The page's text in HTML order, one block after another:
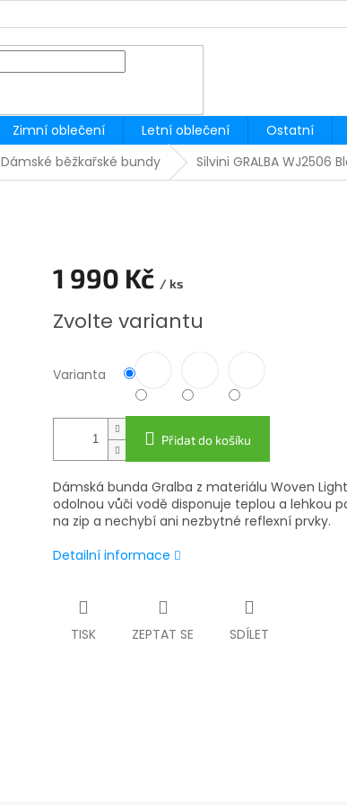
Zimní oblečení Letní oblečení Ostatní
Dámské běžkařské bundy Silvini GRALBA WJ2506
1 990 Kč / ks
cena:
Zvolte variantu
Varianta
Přidat do košíku
Dámská bunda Gralba z materiálu Woven
odolnou vůči vodě disponuje teplou a lehkou
na zip a nechybí ani nezbytné reflexní prvky.
Detailní informace
TISK ZEPTAT SE SDÍLET